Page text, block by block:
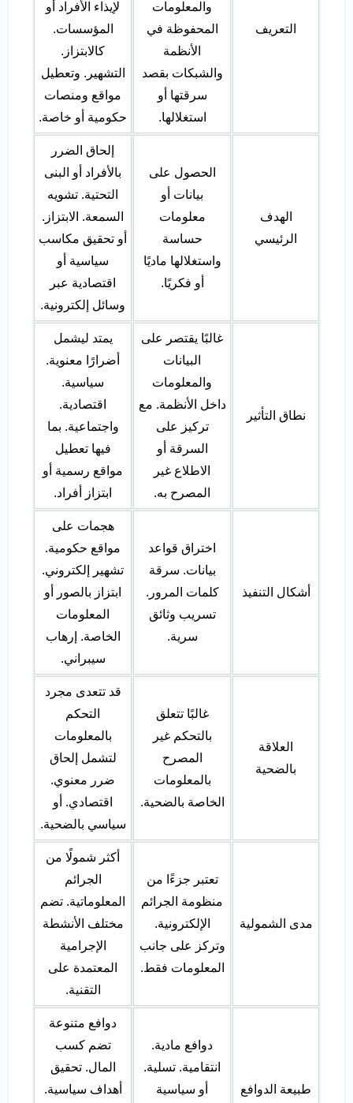
التعريف
والمعلومات
المحفوظة في
الأنظمة
والشبكات بقصد
سرقتها أو
استغلالها.
لإيذاء الأفراد أو
المؤسسات.
كالابتزاز.
التشهير. وتعطيل
مواقع ومنصات
حكومية أو خاصة.
الهدف
الرئيسي
الحصول على
بيانات أو
معلومات
حساسة
واستغلالها ماديًا
أو فكريًا.
إلحاق الضرر
بالأفراد أو البنى
التحتية. تشويه
السمعة. الابتزاز.
أو تحقيق مكاسب
سياسية أو
اقتصادية عبر
وسائل إلكترونية.
نطاق التأثير
غالبًا يقتصر على
البيانات
والمعلومات
داخل الأنظمة. مع
تركيز على
السرقة أو
الاطلاع غير
المصرح به.
يمتد ليشمل
أضرارًا معنوية.
سياسية.
اقتصادية.
واجتماعية. بما
فيها تعطيل
مواقع رسمية أو
ابتزاز أفراد.
أشكال التنفيذ
اختراق قواعد
بيانات. سرقة
كلمات المرور.
تسريب وثائق
سرية.
هجمات على
مواقع حكومية.
تشهير إلكتروني.
ابتزاز بالصور أو
المعلومات
الخاصة. إرهاب
سيبراني.
العلاقة
بالضحية
غالبًا تتعلق
بالتحكم غير
المصرح
بالمعلومات
الخاصة بالضحية.
قد تتعدى مجرد
التحكم
بالمعلومات
لتشمل إلحاق
ضرر معنوي.
اقتصادي. أو
سياسي بالضحية.
مدى الشمولية
تعتبر جزءًا من
منظومة الجرائم
الإلكترونية.
وتركز على جانب
المعلومات فقط.
أكثر شمولًا من
الجرائم
المعلوماتية. تضم
مختلف الأنشطة
الإجرامية
المعتمدة على
التقنية.
طبيعة الدوافع
دوافع مادية.
انتقامية. تسلية.
أو سياسية
دوافع متنوعة
تضم كسب
المال. تحقيق
أهداف سياسية.